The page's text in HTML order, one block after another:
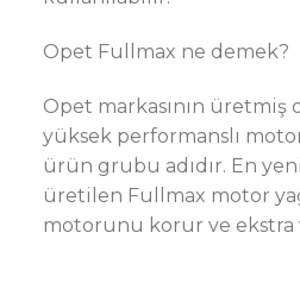
Opet Fullmax ne demek?
Opet markasının
yüksek performanslı
ürün grubu adıdır. En
üretilen Fullmax motor
motorunu korur ve ekstra